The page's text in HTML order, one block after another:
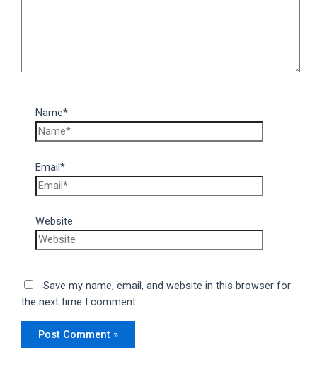
Name*
Email*
Website
Save my name, email, and website in this browser for
the next time I comment.